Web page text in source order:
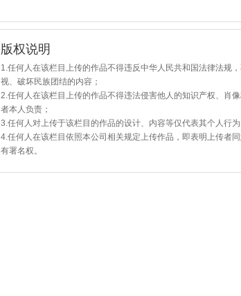
版权说明
1.任何人在该栏目上传的作品不得违反中华人民共和国法律法规
视、破坏民族团结的内容；
2.任何人在该栏目上传的作品不得违法侵害他人的知识产权、肖
者本人负责；
3.任何人对上传于该栏目的作品的设计、内容等仅代表其个人行
4.任何人在该栏目依照本公司相关规定上传作品，即表明上传者
有署名权。